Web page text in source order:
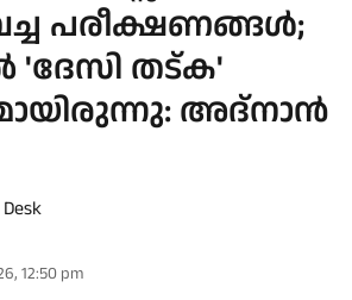
പരീക്ഷണങ്ങൾ;
'ദേസി തട്ക'
അദ്നാൻ
12:50 pm